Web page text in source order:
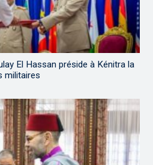
El Hassan préside à Kénitra la
militaires